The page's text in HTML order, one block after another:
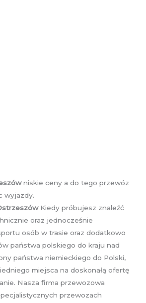
niskie ceny a do tego przewóz
wyjazdy.
Kiedy próbujesz znaleźć
oraz jednocześnie
osób w trasie oraz dodatkowo
państwa polskiego do kraju nad
państwa niemieckiego do Polski,
miejsca na doskonałą ofertę
Nasza firma przewozowa
przewozach